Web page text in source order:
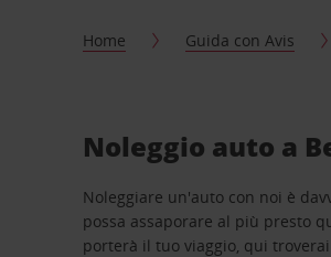
Home Guida con Avis
Noleggio auto a
Noleggiare un'auto con noi è
possa assaporare al più presto
porterà il tuo viaggio, qui